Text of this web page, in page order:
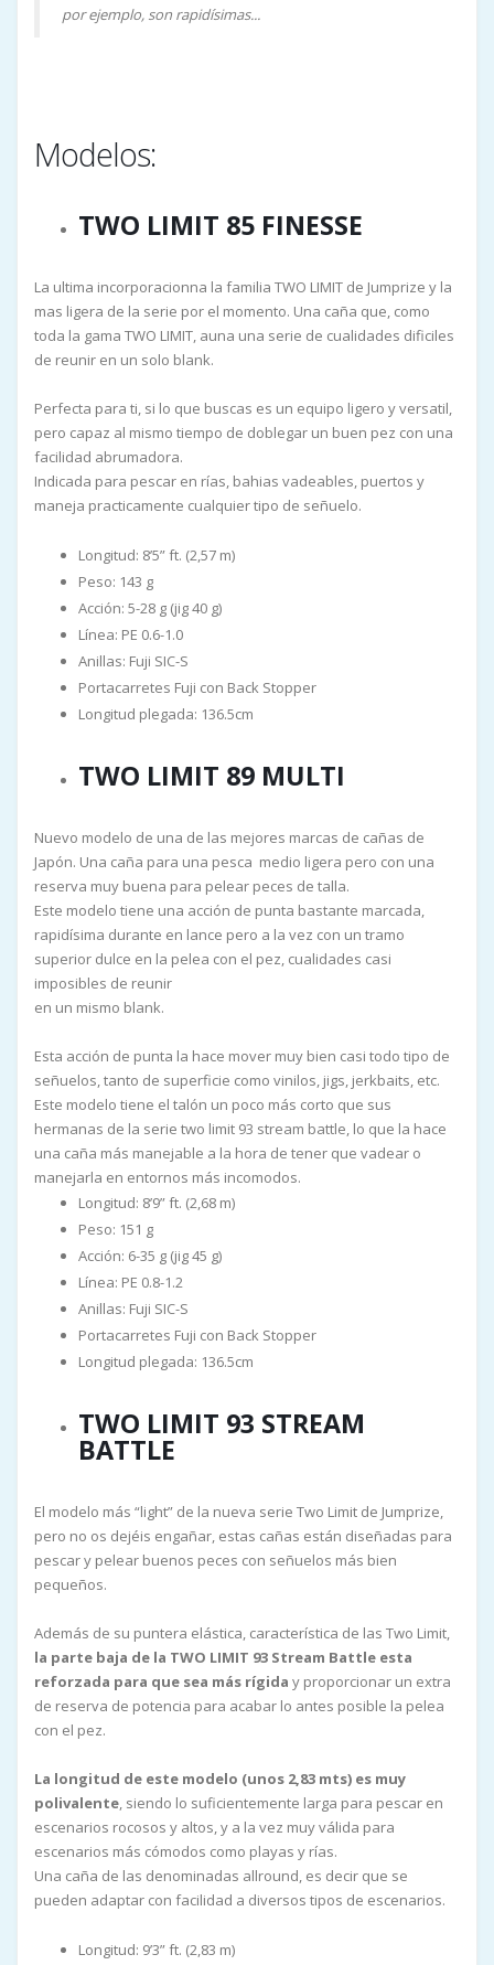
por ejemplo, son rapidísimas...
Modelos:
TWO LIMIT 85 FINESSE
La ultima incorporacionna la familia TWO LIMIT de Jumprize y la
mas ligera de la serie por el momento. Una caña que, como
toda la gama TWO LIMIT, auna una serie de cualidades dificiles
de reunir en un solo blank.
Perfecta para ti, si lo que buscas es un equipo ligero y versatil,
pero capaz al mismo tiempo de doblegar un buen pez con una
facilidad abrumadora.
Indicada para pescar en rías, bahias vadeables, puertos y
maneja practicamente cualquier tipo de señuelo.
Longitud: 8’5” ft. (2,57 m)
Peso: 143 g
Acción: 5-28 g (jig 40 g)
Línea: PE 0.6-1.0
Anillas: Fuji SIC-S
Portacarretes Fuji con Back Stopper
Longitud plegada: 136.5cm
TWO LIMIT 89 MULTI
Nuevo modelo de una de las mejores marcas de cañas de
Japón. Una caña para una pesca medio ligera pero con una
reserva muy buena para pelear peces de talla.
Este modelo tiene una acción de punta bastante marcada,
rapidísima durante en lance pero a la vez con un tramo
superior dulce en la pelea con el pez, cualidades casi
imposibles de reunir
en un mismo blank.
Esta acción de punta la hace mover muy bien casi todo tipo de
señuelos, tanto de superficie como vinilos, jigs, jerkbaits, etc.
Este modelo tiene el talón un poco más corto que sus
hermanas de la serie two limit 93 stream battle, lo que la hace
una caña más manejable a la hora de tener que vadear o
manejarla en entornos más incomodos.
Longitud: 8’9” ft. (2,68 m)
Peso: 151 g
Acción: 6-35 g (jig 45 g)
Línea: PE 0.8-1.2
Anillas: Fuji SIC-S
Portacarretes Fuji con Back Stopper
Longitud plegada: 136.5cm
TWO LIMIT 93 STREAM
BATTLE
El modelo más “light” de la nueva serie Two Limit de Jumprize,
pero no os dejéis engañar, estas cañas están diseñadas para
pescar y pelear buenos peces con señuelos más bien
pequeños.
Además de su puntera elástica, característica de las Two Limit,
la parte baja de la TWO LIMIT 93 Stream Battle esta
reforzada para que sea más rígida y proporcionar un extra
de reserva de potencia para acabar lo antes posible la pelea
con el pez.
La longitud de este modelo (unos 2,83 mts) es muy
polivalente, siendo lo suficientemente larga para pescar en
escenarios rocosos y altos, y a la vez muy válida para
escenarios más cómodos como playas y rías.
Una caña de las denominadas allround, es decir que se
pueden adaptar con facilidad a diversos tipos de escenarios.
Longitud: 9’3” ft. (2,83 m)